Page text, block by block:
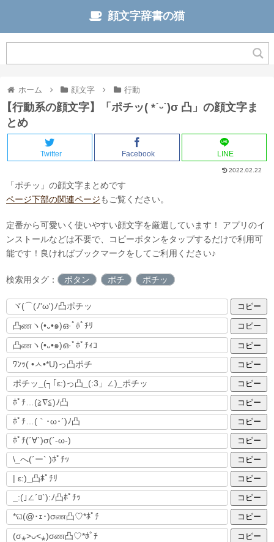
顔文字辞書の猫
ホーム 顔文字 行動
【行動系の顔文字】「ポチッ( *ˊᵕˋ)σ 凸」の顔文字ま
とめ
Twitter Facebook LINE
2022.02.22
「ポチッ」の顔文字まとめです
ページ下部の関連ページもご覧ください。
定番から可愛いく使いやすい顔文字を厳選しています！ アプリのイ
ンストールなどは不要で、コピーボタンをタップするだけで利用可
能です！ 良ければブックマークをしてご利用ください♪
検索用タグ： ボタン ポチ ポチッ
コピー
コピー
コピー
コピー
コピー
コピー
コピー
コピー
コピー
コピー
コピー
コピー
コピー